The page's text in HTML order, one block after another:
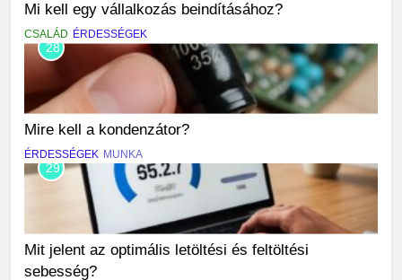
Mi kell egy vállalkozás beindításához?
CSALÁD ÉRDESSÉGEK
28
Mire kell a kondenzátor?
ÉRDESSÉGEK MUNKA
29
Mit jelent az optimális letöltési és feltöltési
sebesség?